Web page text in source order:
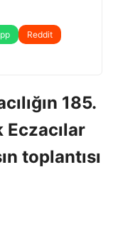
Reddit
185.
Eczacılar
toplantısı